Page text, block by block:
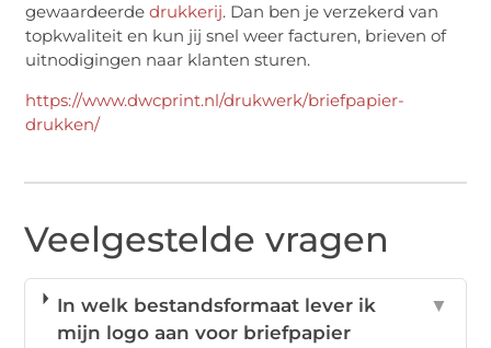
gewaardeerdedrukkerij. Dan ben je verzekerd van
topkwaliteit en kun jij snel weer facturen, brieven of
uitnodigingen naar klanten sturen.
https://www.dwcprint.nl/drukwerk/briefpapier-
drukken/
Veelgestelde vragen
In welk bestandsformaat lever ik
mijn logo aan voor briefpapier
▼